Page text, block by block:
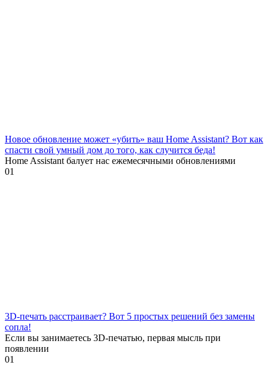
Новое обновление может «убить» ваш Home Assistant? Вот как
спасти свой умный дом до того, как случится беда!
Home Assistant балует нас ежемесячными обновлениями
01
3D-печать расстраивает? Вот 5 простых решений без замены
сопла!
Если вы занимаетесь 3D-печатью, первая мысль при
появлении
01